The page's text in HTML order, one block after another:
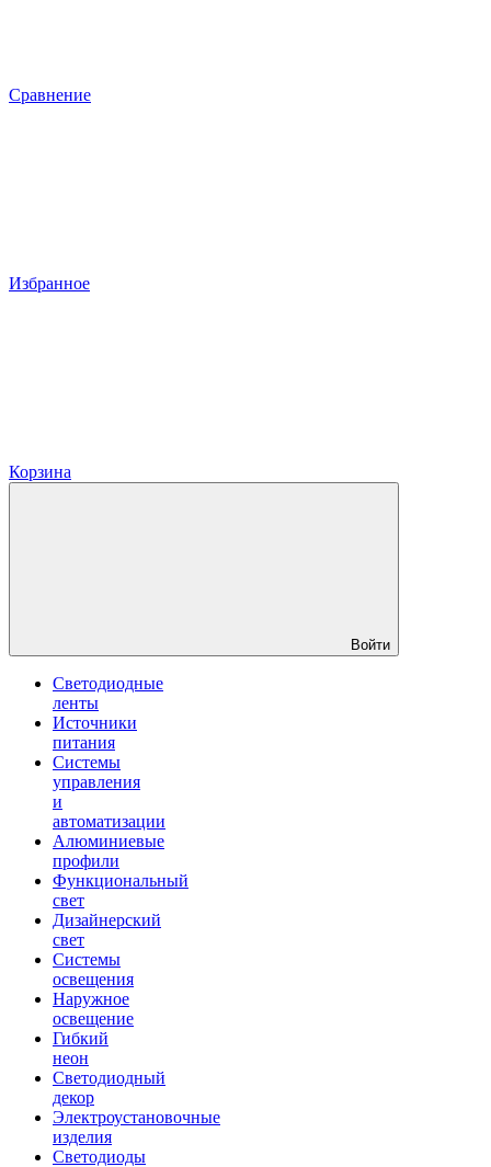
Сравнение
Избранное
Корзина
Войти
Светодиодные
ленты
Источники
питания
Системы
управления
и
автоматизации
Алюминиевые
профили
Функциональный
свет
Дизайнерский
свет
Системы
освещения
Наружное
освещение
Гибкий
неон
Светодиодный
декор
Электроустановочные
изделия
Светодиоды